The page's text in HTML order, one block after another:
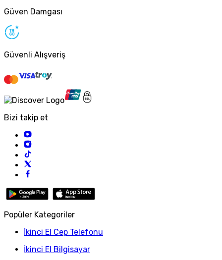
Güven Damgası
Güvenli Alışveriş
Bizi takip et
Popüler Kategoriler
İkinci El Cep Telefonu
İkinci El Bilgisayar